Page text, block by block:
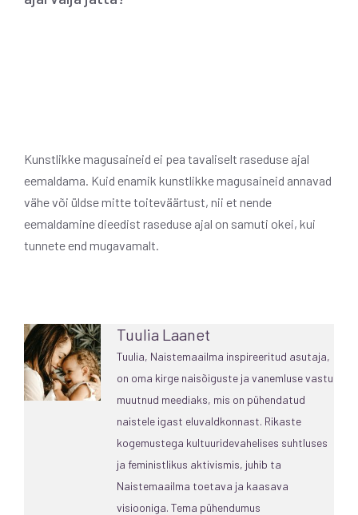
Kunstlikke magusaineid ei pea tavaliselt raseduse ajal
eemaldama. Kuid enamik kunstlikke magusaineid annavad
vähe või üldse mitte toiteväärtust, nii et nende
eemaldamine dieedist raseduse ajal on samuti okei, kui
tunnete end mugavamalt.
Tuulia Laanet
Tuulia, Naistemaailma inspireeritud asutaja,
on oma kirge naisõiguste ja vanemluse vastu
muutnud meediaks, mis on pühendatud
naistele igast eluvaldkonnast. Rikaste
kogemustega kultuuridevahelises suhtluses
ja feministlikus aktivismis, juhib ta
Naistemaailma toetava ja kaasava
visiooniga. Tema pühendumus